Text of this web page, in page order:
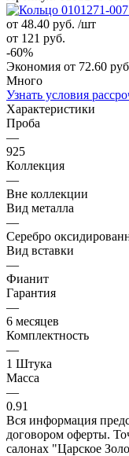
от 48.40 руб. /шт
от 121 руб.
-60%
Экономия от 72.60
Много
Узнать условия
Характеристики
Проба
—
925
Коллекция
—
Вне коллекции
Вид металла
—
Серебро
Вид вставки
—
Фианит
Гарантия
—
6 месяцев
Комплектность
—
1 Штука
Масса
—
0.91
Вся информация
договором оферты.
салонах "Царское